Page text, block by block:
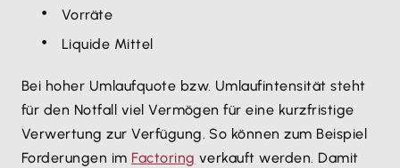
Vorräte
Liquide Mittel
Bei hoher Umlaufquote bzw. Umlaufintensität steht
für den Notfall viel Vermögen für eine kurzfristige
Verwertung zur Verfügung. So können zum Beispiel
Forderungen im Factoring verkauft werden. Damit